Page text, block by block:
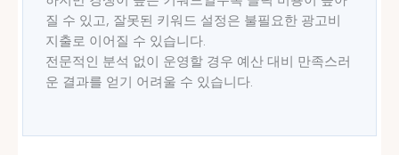
질 수 있고, 잘못된 키워드 설정은 불필요한 광고비
지출로 이어질 수 있습니다.
전문적인 분석 없이 운영할 경우 예산 대비 만족스러
운 결과를 얻기 어려울 수 있습니다.